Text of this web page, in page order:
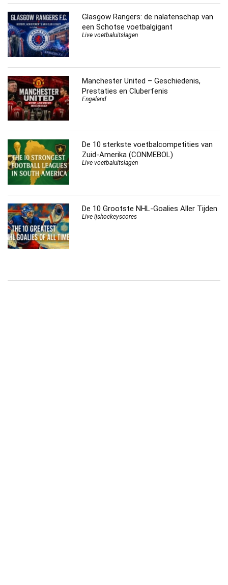
Glasgow Rangers: de nalatenschap van
een Schotse voetbalgigant
Live voetbaluitslagen
Manchester United – Geschiedenis,
Prestaties en Cluberfenis
Engeland
De 10 sterkste voetbalcompetities van
Zuid-Amerika (CONMEBOL)
Live voetbaluitslagen
De 10 Grootste NHL-Goalies Aller Tijden
Live ijshockeyscores